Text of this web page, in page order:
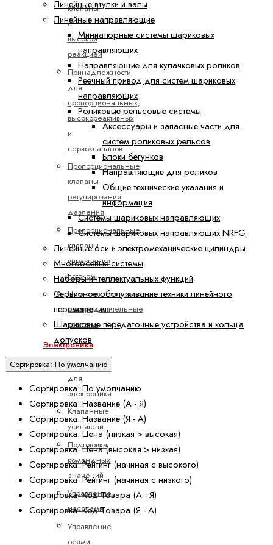
клапаны
с
высокой
реакцией
Принадлежности
для
пропорциональных,
высокореактивных
и
сервоклапанов
Пропорциональные
клапаны
регулирования
давления
Пропорциональные
клапаны
управления
потоком
Пропорциональные
распределительные
клапаны
Электроника
Аксессуары
для
электроники
Клапанные
усилители
Подготовка
командных
значений
Управление
насосами
Управление
осями
Линейные втулки и валы
Линейные направляющие
Миниатюрные системы шариковых
направляющих
Направляющие для кулачковых роликов
Реечный привод для систем шариковых
направляющих
Роликовые рельсовые системы
Аксессуары и запасные части для
систем роликовых рельсов
Блоки бегунков
Направляющие для роликов
Общие технические указания и
информация
Системы шариковых направляющих
Системы шариковых направляющих NRFG
Линейные оси и электромеханические цилиндры
Многоосевые системы
Наборы интеллектуальных функций
Сервисное обслуживание техники линейного
перемещения
Шариковые передаточные устройства и кольца
допусков
Сортировка: По умолчанию
Сортировка: По умолчанию
Сортировка: Название (А - Я)
Сортировка: Название (Я - А)
Сортировка: Цена (низкая > высокая)
Сортировка: Цена (высокая > низкая)
Сортировка: Рейтинг (начиная с высокого)
Сортировка: Рейтинг (начиная с низкого)
Сортировка: Код Товара (А - Я)
Сортировка: Код Товара (Я - А)